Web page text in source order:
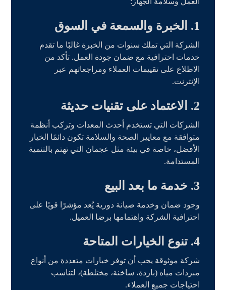
1. الخبرة والسمعة في السوق
الشركة التي تملك سنوات من الخبرة غالبًا ما تقدم
خدمات احترافية مع ضمان جودة العمل. تأكد من
الاطلاع على تقييمات العملاء ومراجعاتهم عبر
الإنترنت.
2. الاعتماد على تقنيات حديثة
الشركات التي تستخدم أحدث المعدات وتركب أنظمة
متوافقة مع معايير الصحة والسلامة تكون دائمًا الخيار
الأفضل، خاصة في بيئة مثل عجمان التي تهتم بالتنمية
المستدامة.
3. خدمة ما بعد البيع
وجود ضمان وخدمة صيانة دورية يُعد مؤشرًا قويًا على
احترافية الشركة واهتمامها برضا العميل.
4. تنوع الخيارات المتاحة
شركة موثوقة يجب أن توفر خيارات متعددة من أنواع
مبردات مياه (باردة، ساخنة، مختلطة)، لتناسب
احتياجات جميع العملاء.